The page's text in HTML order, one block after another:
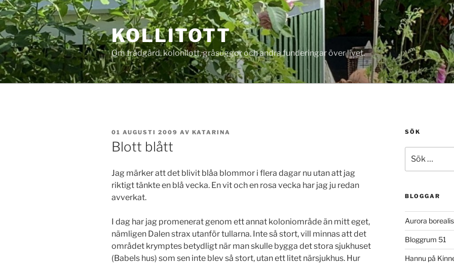
Hoppa
till
innehåll
KOLLITOTT
Om trädgård, kolonilott, gråsuggor och andra funderingar över livet.
PUBLICERAT
01 AUGUSTI 2009 AV KATARINA
Blott blått
Jag märker att det blivit blåa blommor i flera dagar nu utan att jag
riktigt tänkte en blå vecka. En vit och en rosa vecka har jag ju redan
avverkat.
I dag har jag promenerat genom ett annat koloniområde än mitt eget,
nämligen Dalen strax utanför tullarna. Inte så stort, vill minnas att det
området krymptes betydligt när man skulle bygga det stora sjukhuset
(Babels hus) som sen inte blev så stort, utan ett litet närsjukhus. Hur
SÖK
efter:
BLOGGAR
Aurora borealis
Bloggrum 51
Hannu på